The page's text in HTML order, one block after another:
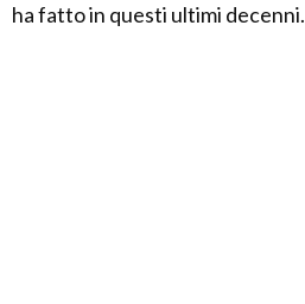
ha fatto in questi ultimi decenni.